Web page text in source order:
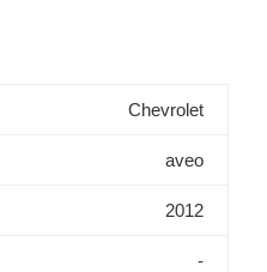
Chevrolet
aveo
2012
-